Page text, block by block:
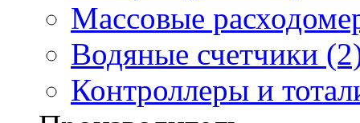
Массовые
Водяные счетчики
Контроллеры и